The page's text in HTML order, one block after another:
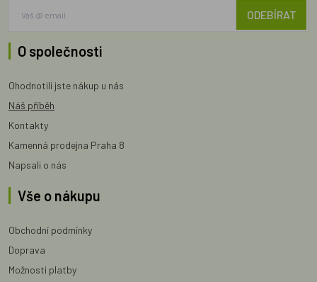
ODEBÍRAT
O společnosti
Ohodnotili jste nákup u nás
Náš příběh
Kontakty
Kamenná prodejna Praha 8
Napsali o nás
Vše o nákupu
Obchodní podmínky
Doprava
Možnosti platby